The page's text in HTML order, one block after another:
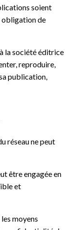
soient
obligation de
la société éditrice
reproduire,
publication,
réseau ne peut
être engagée en
et
moyens